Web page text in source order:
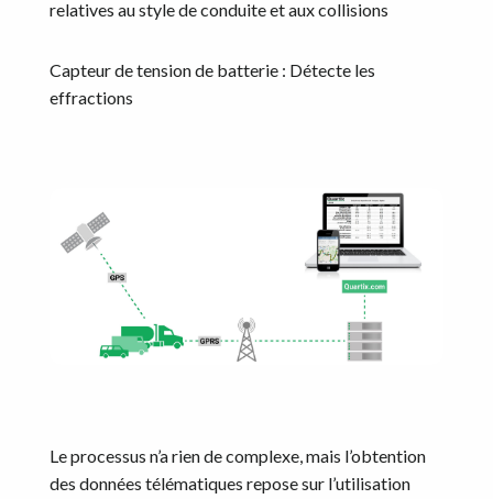
relatives au style de conduite et aux collisions
Capteur de tension de batterie : Détecte les
effractions
Le processus n’a rien de complexe, mais l’obtention
des données télématiques repose sur l’utilisation